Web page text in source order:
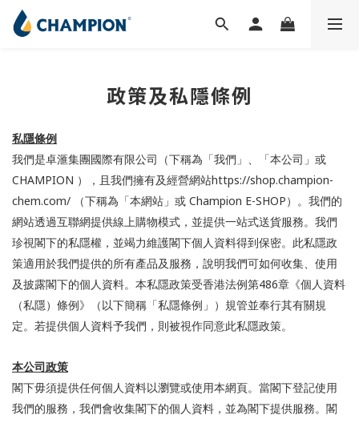
政策及私隱條例
私隱條例
我們是卓滙集團國際有限公司（下稱為「我們」、「本公司」或
CHAMPION ），且我們擁有及經營網站https://shop.champion-
chem.com/
（下稱為「本網站」或 Champion E-SHOP ）。我們的
網站透過互聯網提供線上購物模式，並提供一站式送貨服務。我們
珍視閣下的私隱權，並竭力維護閣下個人資料得到保密。此私隱政
策適用於我們提供的所有產品及服務，說明我們可如何收集、使用
及披露閣下的個人資料。本私隱政策受香港法例第486章《個人資料
（私隱）條例》（以下簡稱「私隱條例」）規管並奉行其有關規
定。若提供個人資料予我們，則被視作同意此私隱政策。
本公司政策
閣下毋須提供任何個人資料以瀏覽或使用本網頁。當閣下登記使用
我們的服務，我們會收集閣下的個人資料，並為閣下提供服務。閣